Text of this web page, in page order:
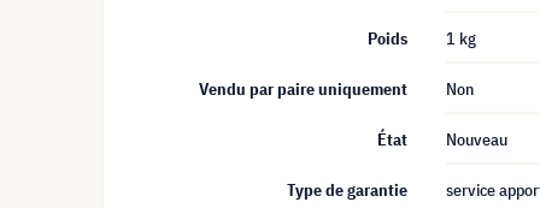
Poids 1 kg
Vendu par paire uniquement Non
État Nouveau
Type de garantie
service